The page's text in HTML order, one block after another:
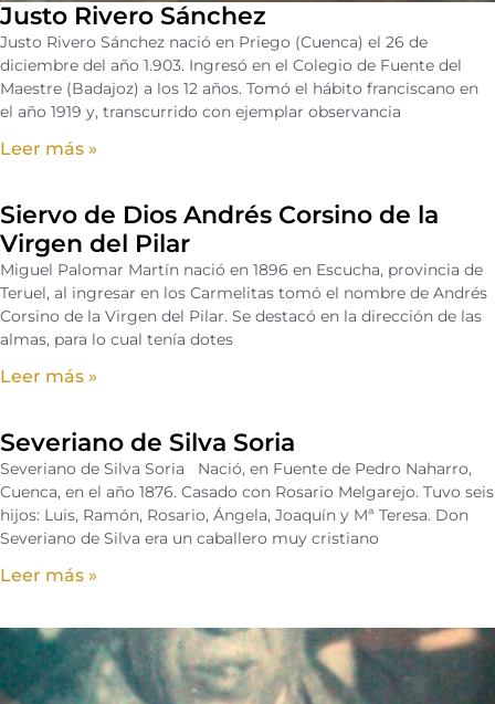
Justo Rivero Sánchez
Justo Rivero Sánchez nació en Priego (Cuenca) el 26 de
diciembre del año 1.903. Ingresó en el Colegio de Fuente del
Maestre (Badajoz) a los 12 años. Tomó el hábito franciscano en
el año 1919 y, transcurrido con ejemplar observancia
Leer más »
Siervo de Dios Andrés Corsino de la
Virgen del Pilar
Miguel Palomar Martín nació en 1896 en Escucha, provincia de
Teruel, al ingresar en los Carmelitas tomó el nombre de Andrés
Corsino de la Virgen del Pilar. Se destacó en la dirección de las
almas, para lo cual tenía dotes
Leer más »
Severiano de Silva Soria
Severiano de Silva Soria Nació, en Fuente de Pedro Naharro,
Cuenca, en el año 1876. Casado con Rosario Melgarejo. Tuvo seis
hijos: Luis, Ramón, Rosario, Ángela, Joaquín y Mª Teresa. Don
Severiano de Silva era un caballero muy cristiano
Leer más »